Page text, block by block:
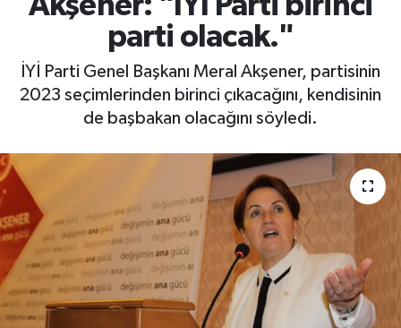
parti olacak."
İYİ Parti Genel Başkanı Meral Akşener, partisinin
2023 seçimlerinden birinci çıkacağını, kendisinin
de başbakan olacağını söyledi.
Teknoloji
Bilim
Genel